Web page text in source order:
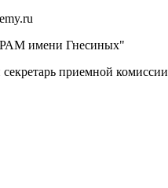
имени Гнесиных"
приемной комиссии